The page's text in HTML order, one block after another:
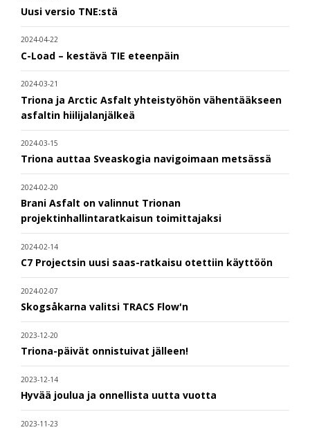
Uusi versio TNE:stä
2024-04-22
C-Load – kestävä TIE eteenpäin
2024-03-21
Triona ja Arctic Asfalt yhteistyöhön vähentääkseen
asfaltin hiilijalanjälkeä
2024-03-15
Triona auttaa Sveaskogia navigoimaan metsässä
2024-02-20
Brani Asfalt on valinnut Trionan
projektinhallintaratkaisun toimittajaksi
2024-02-14
C7 Projectsin uusi saas-ratkaisu otettiin käyttöön
2024-02-07
Skogsåkarna valitsi TRACS Flow'n
2023-12-20
Triona-päivät onnistuivat jälleen!
2023-12-14
Hyvää joulua ja onnellista uutta vuotta
2023-11-23